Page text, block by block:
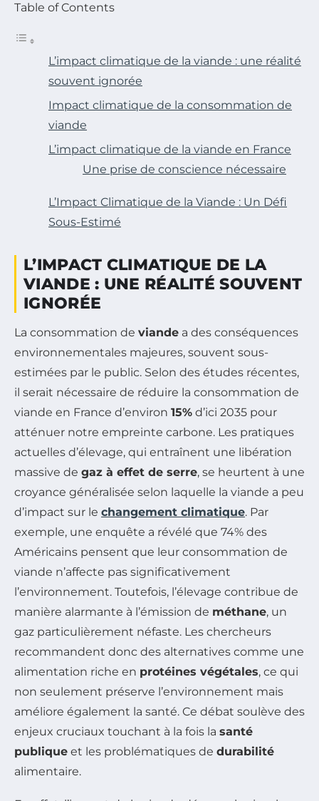
Table of Contents
L’impact climatique de la viande : une réalité
souvent ignorée
Impact climatique de la consommation de
viande
L’impact climatique de la viande en France
Une prise de conscience nécessaire
L’Impact Climatique de la Viande : Un Défi
Sous-Estimé
L’IMPACT CLIMATIQUE DE LA
VIANDE : UNE RÉALITÉ SOUVENT
IGNORÉE
La consommation de viande a des conséquences
environnementales majeures, souvent sous-
estimées par le public. Selon des études récentes,
il serait nécessaire de réduire la consommation de
viande en France d’environ 15% d’ici 2035 pour
atténuer notre empreinte carbone. Les pratiques
actuelles d’élevage, qui entraînent une libération
massive de gaz à effet de serre, se heurtent à une
croyance généralisée selon laquelle la viande a peu
d’impact sur le changement climatique. Par
exemple, une enquête a révélé que 74% des
Américains pensent que leur consommation de
viande n’affecte pas significativement
l’environnement. Toutefois, l’élevage contribue de
manière alarmante à l’émission de méthane, un
gaz particulièrement néfaste. Les chercheurs
recommandent donc des alternatives comme une
alimentation riche en protéines végétales, ce qui
non seulement préserve l’environnement mais
améliore également la santé. Ce débat soulève des
enjeux cruciaux touchant à la fois la santé
publique et les problématiques de durabilité
alimentaire.